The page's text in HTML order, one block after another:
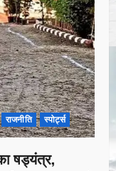
राजनीति स्पोर्ट्स
षड्यंत्र,